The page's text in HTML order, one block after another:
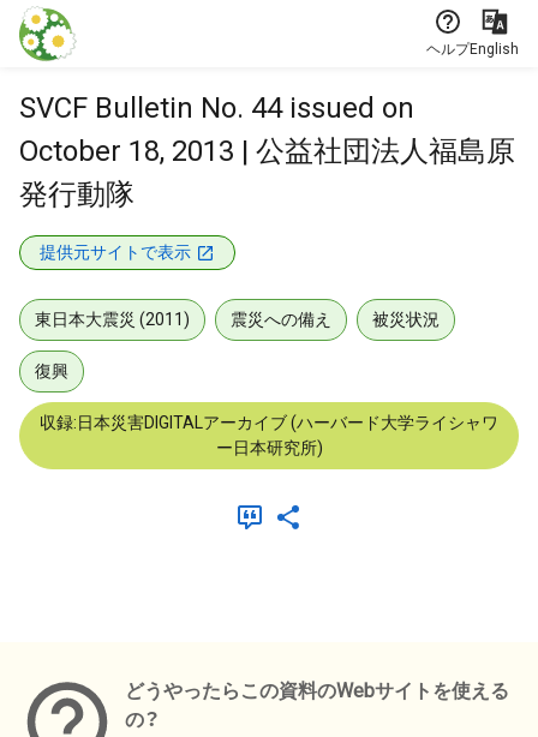
本文に飛ぶ
ヘルプEnglish
SVCF Bulletin No. 44 issued on
October 18, 2013 | 公益社団法人福島原
発行動隊
提供元サイトで表示
東日本大震災 (2011) 震災への備え 被災状況
復興
収録:日本災害DIGITALアーカイブ (ハーバード大学ライシャワ
ー日本研究所)
どうやったらこの資料のWebサイトを使える
の？